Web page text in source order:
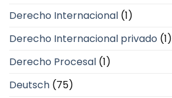
Derecho Internacional (1)
Derecho Internacional privado (1)
Derecho Procesal (1)
Deutsch (75)